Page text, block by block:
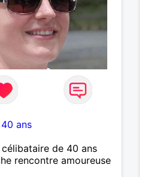
40 ans
célibataire de 40 ans
rencontre amoureuse